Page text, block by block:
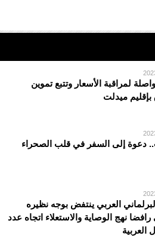
لمراقبة الأسعار وتتبع تموين
بإقليم ميدلت
دعوة إلى السفر في قلب الصحراء
البرلماني العربي ينتفض بوجه نظيره
رافضا نهج الوصاية والاستعلاء اتجاه عدد
العربية